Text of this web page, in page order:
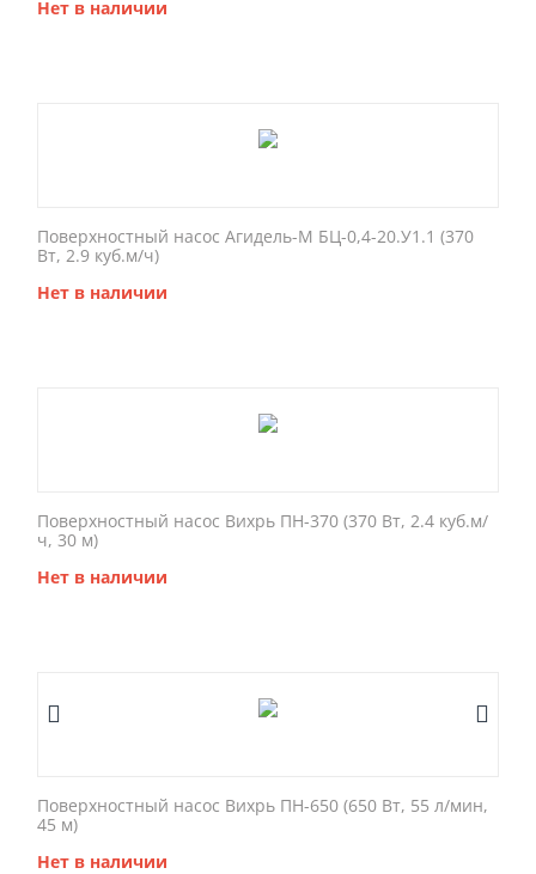
Нет в наличии
Поверхностный насос Агидель-М БЦ-0,4-20.У1.1 (370
Вт, 2.9 куб.м/ч)
Нет в наличии
Поверхностный насос Вихрь ПН-370 (370 Вт, 2.4 куб.м/
ч, 30 м)
Нет в наличии
Поверхностный насос Вихрь ПН-650 (650 Вт, 55 л/мин,
45 м)
Нет в наличии